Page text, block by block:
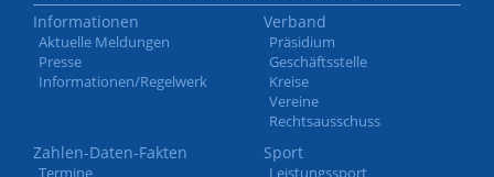
Informationen
Aktuelle Meldungen
Presse
Informationen/Regelwerk
Verband
Präsidium
Geschäftsstelle
Kreise
Vereine
Rechtsausschuss
Zahlen-Daten-Fakten
Termine
Sport
Leistungssport